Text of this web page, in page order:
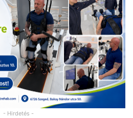
- Hirdetés -